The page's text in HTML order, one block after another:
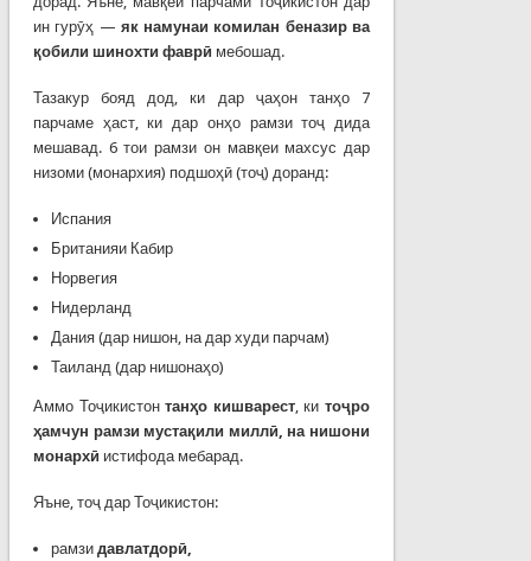
ин гурӯҳ — як намунаи комилан беназир ва
қобили шинохти фаврӣ мебошад.
Тазакур бояд дод, ки дар ҷаҳон танҳо 7
парчаме ҳаст, ки дар онҳо рамзи тоҷ дида
мешавад. 6 тои рамзи он мавқеи махсус дар
низоми (монархия) подшоҳӣ (тоҷ) доранд:
Испания
Британияи Кабир
Норвегия
Нидерланд
Дания (дар нишон, на дар худи парчам)
Таиланд (дар нишонаҳо)
Аммо Тоҷикистонтанҳо кишварест, китоҷро
ҳамчун рамзи мустақили миллӣ на нишони
монархӣ истифода мебарад.
Яъне, тоҷ дар Тоҷикистон:
рамзи давлатдорӣ